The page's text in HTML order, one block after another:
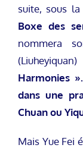
suite, sous
Boxe des
nommera
Harmonies
dans une
Chuan ou
Mais Yue Fei